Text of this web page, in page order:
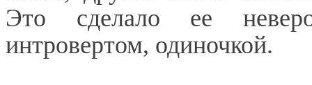
Это сделало ее
интровертом, одиночкой.